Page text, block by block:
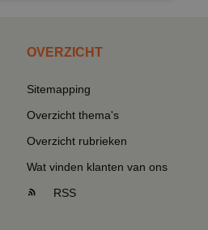
OVERZICHT
Sitemapping
Overzicht thema's
Overzicht rubrieken
Wat vinden klanten van ons
RSS